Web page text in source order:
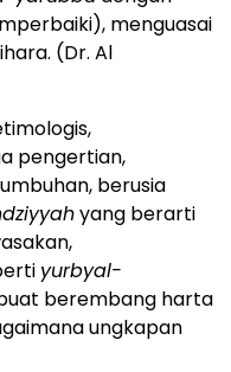
menguasai
(Dr. Al
pengertian,
berusia
yang berarti
yurbyal-
berembang harta
ungkapan